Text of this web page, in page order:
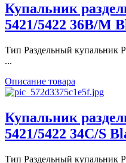
Купальник
5421/5422 36B/M
Тип Раздельный купальник
...
Описание товара
Купальник
5421/5422 34C/S
Тип Раздельный купальник